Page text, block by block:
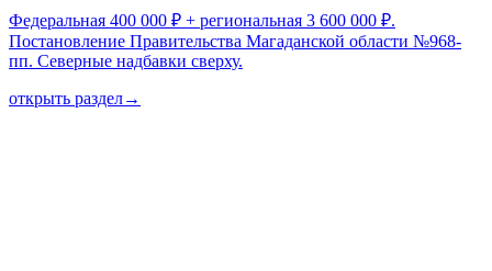
Федеральная 400 000 ₽ + региональная 3 600 000 ₽.
Постановление Правительства Магаданской области №968-
пп. Северные надбавки сверху.
открыть раздел→